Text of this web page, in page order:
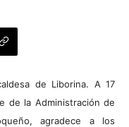
de Liborina. A 17
de la Administración de
agradece a los